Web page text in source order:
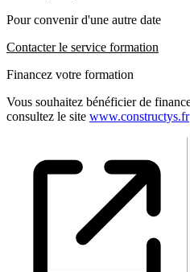
Pour convenir d'une autre date
Contacter le service formation
Financez votre formation
Vous souhaitez bénéficier de
consultez le site www.constructys.fr